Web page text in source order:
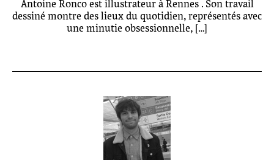
Antoine Ronco est illustrateur à Rennes . Son travail
dessiné montre des lieux du quotidien, représentés avec
une minutie obsessionnelle, […]